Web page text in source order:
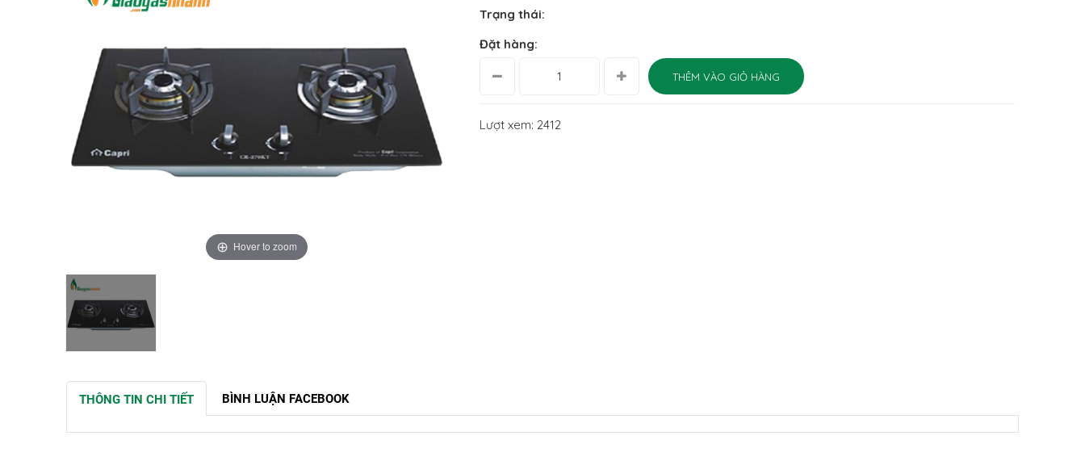
Hover to zoom
Trạng thái:
Đặt hàng:
THÊM VÀO GIỎ HÀNG
Lượt xem: 2412
THÔNG TIN CHI TIẾT BÌNH LUẬN FACEBOOK